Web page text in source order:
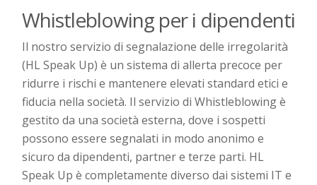
Whistleblowing per i dipendenti
Il nostro servizio di segnalazione delle irregolarità
(HLSpeak Up) è un sistema di allerta precoce per
ridurre i rischi e mantenere elevati standard etici e
fiducia nella società. Il servizio di Whistleblowingè
gestito da una società esterna, dove i sospetti
possono essere segnalati in modo anonimo e
sicuro da dipendenti, partner e terze parti. HL
Speak Up è completamente diverso dai sistemi IT e